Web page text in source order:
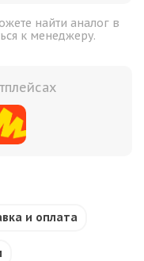
найти аналог в
к менеджеру.
и оплата